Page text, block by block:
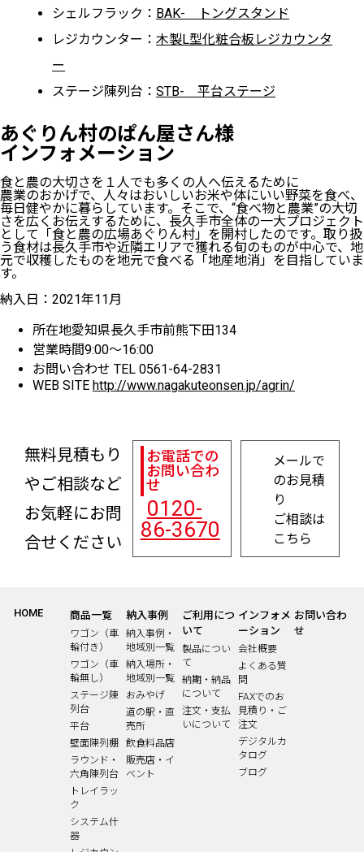
シェルフラック： BAK- トングスタンド
レジカウンター：木製L型化粧合板レジカウンタ
ー
ステージ陳列台：STB- 平台ステージ
あぐりん村のぱん屋さん様
インフォメーション
食と農の大切さを１人でも多くの人へ伝えるために
農業のおかげで、人々はおいしいお米や体にいい野菜を食べ、
毎日健やかに暮らしています。そこで、“食べ物と農業”の大切
さを広くお伝えするために、長久手市全体の一大プロジェクト
として「食と農の広場あぐりん村」を開村したのです。取り扱
う食材は長久手市や近隣エリアで獲れる旬のものが中心で、地
元で収穫したものを地元で食べる「地産地消」を目指していま
す。
納入日：2021年11月
所在地愛知県長久手市前熊下田134
営業時間9:00～16:00
お問い合わせ TEL 0561-64-2831
WEB SITE http://www.nagakuteonsen.jp/agrin/
無料見積もり
やご相談など
お気軽にお問
合せください
お電話での
お問い合わ
せ
0120-
86-3670
メールで
のお見積
り
ご相談は
こちら
HOME 商品一覧
ワゴン（車
輪付き）
ワゴン（車
輪無し）
ステージ陳
列台
平台
壁面陳列棚
ラウンド・
六角陳列台
トレイラッ
ク
システム什
器
納入事例
納入事例・
地域別一覧
納入場所・
地域別一覧
おみやげ
道の駅・直
売所
飲食料品店
販売店・イ
ベント
ご利用につ
いて
製品につい
て
納期・納品
について
注文・支払
いについて
インフォメ
ーション
会社概要
よくある質
問
FAXでのお
見積り・ご
注文
デジタルカ
タログ
ブログ
お問い合わ
せ